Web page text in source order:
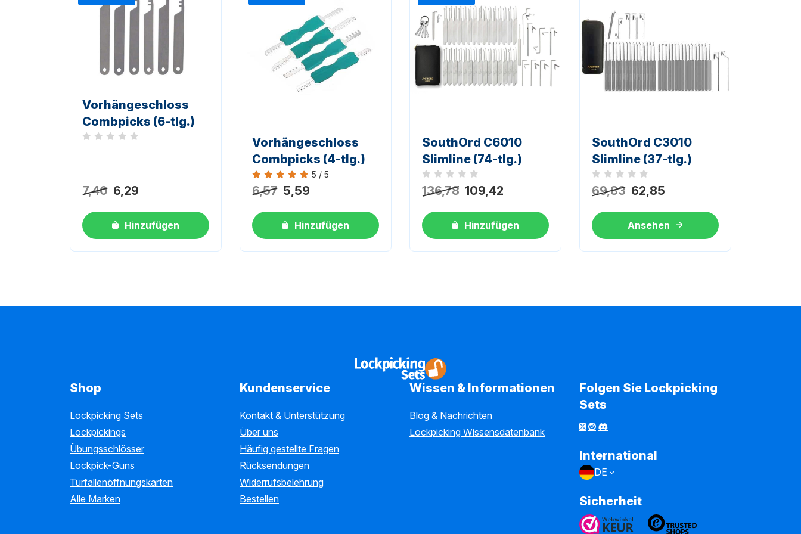
Vorhängeschloss
Combpicks (6-tlg.)
Noch keine Bewertungen
7,40 6,29
Hinzufügen
Vorhängeschloss
Combpicks (4-tlg.)
Bewertung 5 von 5
5 / 5
6,57 5,59
Hinzufügen
SouthOrd C6010
Slimline (74-tlg.)
Noch keine Bewertungen
136,78 109,42
Hinzufügen
SouthOrd C3010
Slimline (37-tlg.)
Noch keine Bewertungen
69,83 62,85
Ansehen
Shop
Lockpicking Sets
Lockpickings
Übungsschlösser
Lockpick-Guns
Türfallenöffnungskarten
Alle Marken
Kundenservice
Kontakt & Unterstützung
Über uns
Häufig gestellte Fragen
Rücksendungen
Widerrufsbelehrung
Bestellen
Wissen & Informationen
Blog & Nachrichten
Lockpicking Wissensdatenbank
Folgen Sie Lockpicking
Sets
International
DE
Sicherheit